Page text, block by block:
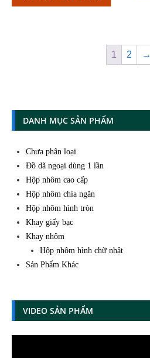
1 2 →
DANH MỤC SẢN PHẨM
Chưa phân loại
Đồ dã ngoại dùng 1 lần
Hộp nhôm cao cấp
Hộp nhôm chia ngăn
Hộp nhôm hình tròn
Khay giấy bạc
Khay nhôm
Hộp nhôm hình chữ nhật
Sản Phẩm Khác
VIDEO SẢN PHẨM